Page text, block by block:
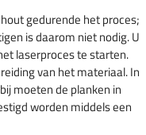
gedurende het proces;
is daarom niet nodig. U
laserproces te starten.
van het materiaal. In
moeten de planken in
worden middels een